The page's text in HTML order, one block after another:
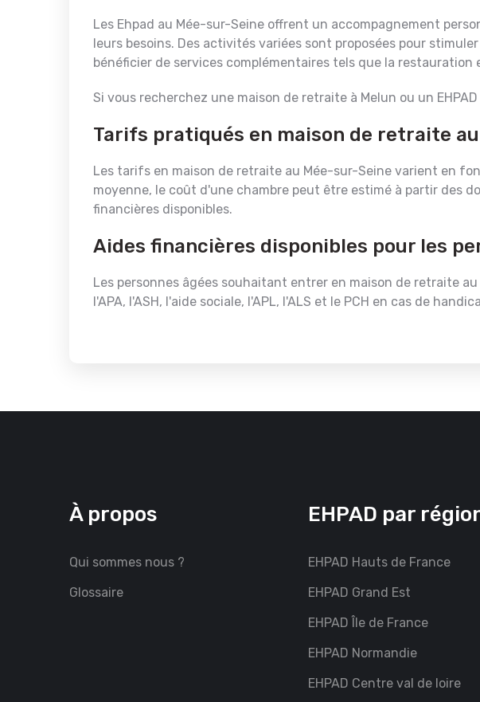
Les Ehpad au Mée-sur-Seine offrent un accompagnement
leurs besoins. Des activités variées sont proposées pour
bénéficier de services complémentaires tels que la restauration
Si vous recherchez une maison de retraite à Melun ou un
Tarifs pratiqués en maison de retraite
Les tarifs en maison de retraite au Mée-sur-Seine varient en
moyenne, le coût d'une chambre peut être estimé à partir des
financières disponibles.
Aides financières disponibles pour les
Les personnes âgées souhaitant entrer en maison de retraite
l'APA, l'ASH, l'aide sociale, l'APL, l'ALS et le PCH en cas de
À propos
Qui sommes nous ?
Glossaire
EHPAD par
EHPAD Hauts de France
EHPAD Grand Est
EHPAD Île de France
EHPAD Normandie
EHPAD Centre val de loire